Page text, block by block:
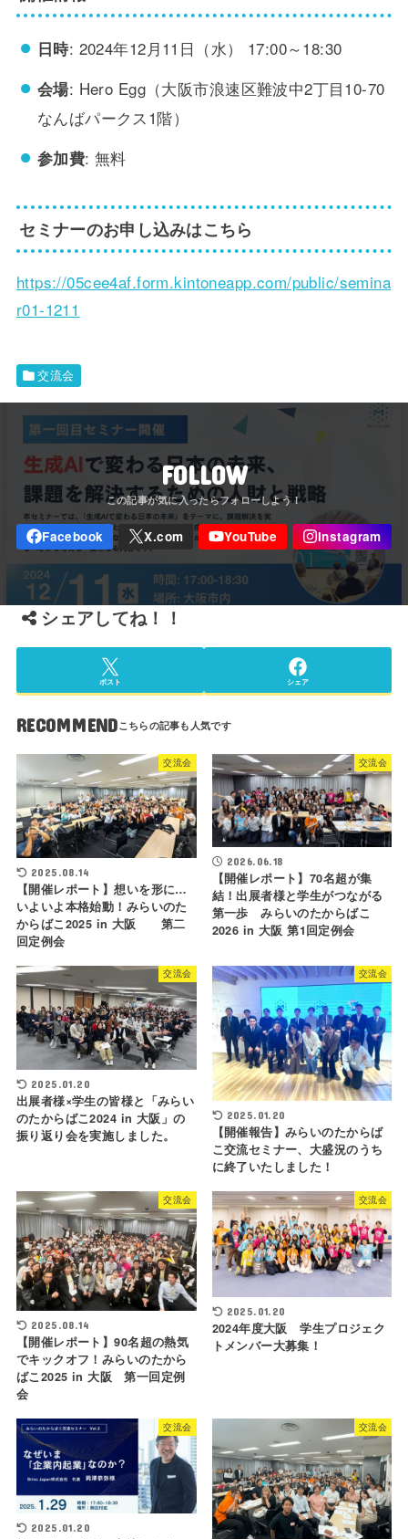
日時: 2024年12月11日（水） 17:00～18:30
会場: Hero Egg（大阪市浪速区難波中2丁目10-70
なんばパークス1階）
参加費: 無料
セミナーのお申し込みはこちら
https://05cee4af.form.kintoneapp.com/public/semina
r01-1211
交流会
FOLLOW
シェアしてね！！
ポスト シェア
RECOMMEND
交流会
2025.08.14
【開催レポート】想いを形に…
いよいよ本格始動！みらいのた
からばこ2025 in 大阪 第二
回定例会
交流会
2026.06.18
【開催レポート】70名超が集
結！出展者様と学生がつながる
第一歩 みらいのたからばこ
2026 in 大阪 第1回定例会
交流会
2025.01.20
出展者様×学生の皆様と「みらい
のたからばこ2024 in 大阪」の
振り返り会を実施しました。
交流会
2025.01.20
【開催報告】みらいのたからば
こ交流セミナー、大盛況のうち
に終了いたしました！
交流会
2025.08.14
【開催レポート】90名超の熱気
でキックオフ！みらいのたから
ばこ2025 in 大阪 第一回定例
会
交流会
2025.01.20
2024年度大阪 学生プロジェク
トメンバー大募集！
交流会
2025.01.20
交流会